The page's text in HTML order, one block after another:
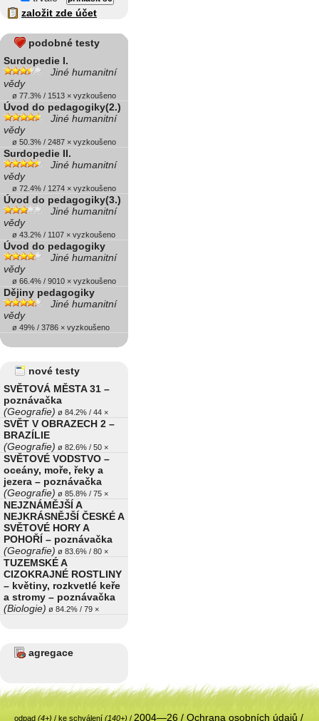
založit zde účet
podobné testy
Surdopedie I.
Jiné humanitní
vědy
ø 77.3% / 1513 × vyzkoušeno
Úvod do pedagogiky(2.)
Jiné humanitní
vědy
ø 50.3% / 2487 × vyzkoušeno
Surdopedie II.
Jiné humanitní
vědy
ø 72.4% / 1274 × vyzkoušeno
Úvod do pedagogiky(3.)
Jiné humanitní
vědy
ø 43.2% / 1107 × vyzkoušeno
Úvod do pedagogiky
Jiné humanitní
vědy
ø 66.4% / 9010 × vyzkoušeno
Dějiny pedagogiky
Jiné humanitní
vědy
ø 49% / 3786 × vyzkoušeno
nové testy
SVĚTOVÁ MĚSTA 31 –
poznávačka
(Geografie) ø 84.2% / 44 ×
SVĚT V OBRAZECH 2 –
BRAZÍLIE
(Geografie) ø 82.6% / 50 ×
SVĚTOVÉ VODSTVO –
oceány, moře, řeky a
jezera – poznávačka
(Geografie) ø 85.8% / 75 ×
NEJZNÁMĚJŠÍ A
NEJKRÁSNĚJŠÍ ČESKÉ A
SVĚTOVÉ HORY A
POHOŘÍ – poznávačka
(Geografie) ø 83.6% / 80 ×
TUZEMSKÉ A
CIZOKRAJNÉ ROSTLINY
– květiny, rozkvetlé keře
a stromy – poznávačka
(Biologie) ø 84.2% / 79 ×
agregace
odpad (4+) / ke schválení (140+) / 2004—26 / Ochrana osobních údajů /